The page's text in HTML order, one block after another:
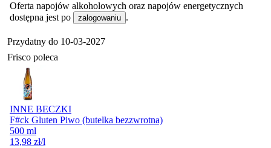
Oferta napojów alkoholowych oraz napojów energetycznych
dostępna jest po
zalogowaniu .
Przydatny do 10-03-2027
Frisco poleca
INNE BECZKI
F#ck Gluten Piwo (butelka bezzwrotna)
500 ml
13,98 zł/l